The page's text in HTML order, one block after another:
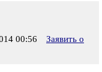
00:56
Заявить о